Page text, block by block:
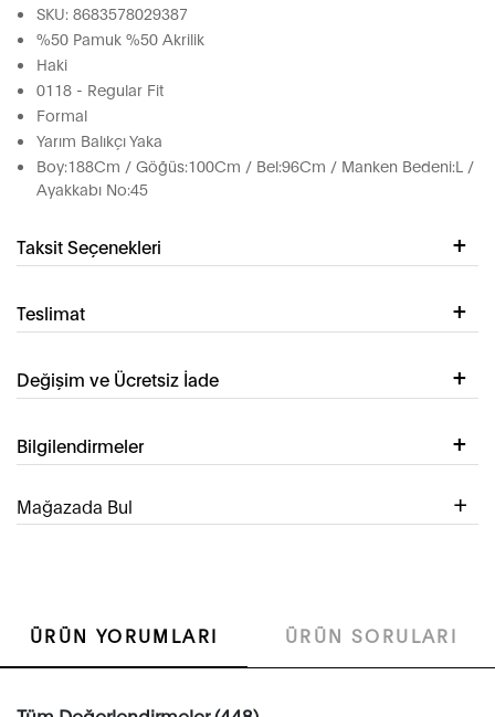
SKU: 8683578029387
%50 Pamuk %50 Akrilik
Haki
0118 - Regular Fit
Formal
Yarım Balıkçı Yaka
Boy:188Cm / Göğüs:100Cm / Bel:96Cm / Manken Bedeni:L /
Ayakkabı No:45
Taksit Seçenekleri
Teslimat
Değişim ve Ücretsiz İade
Bilgilendirmeler
Mağazada Bul
ÜRÜN YORUMLARI ÜRÜN SORULARI